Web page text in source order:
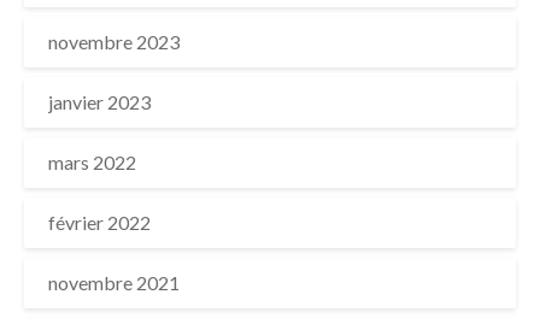
novembre 2023
janvier 2023
mars 2022
février 2022
novembre 2021